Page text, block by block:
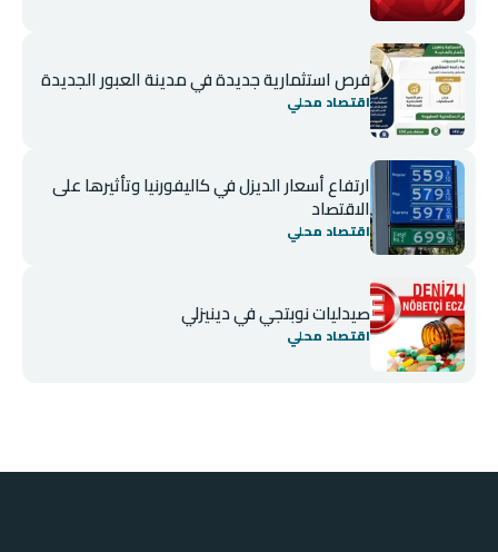
فرص استثمارية جديدة في مدينة العبور الجديدة
اقتصاد محلي
ارتفاع أسعار الديزل في كاليفورنيا وتأثيرها على
الاقتصاد
اقتصاد محلي
صيدليات نوبتجي في دينيزلي
اقتصاد محلي